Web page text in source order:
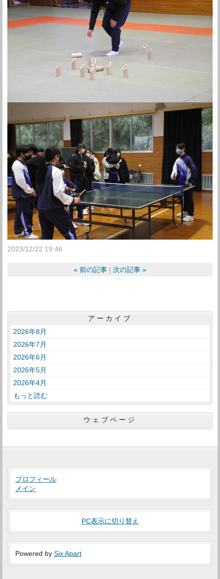
2023/12/22 19:46
« 前の記事 次の記事 »
アーカイブ
2026年8月
2026年7月
2026年6月
2026年5月
2026年4月
もっと読む
ウェブページ
プロフィール
メイン
PC表示に切り替え
Powered by Six Apart